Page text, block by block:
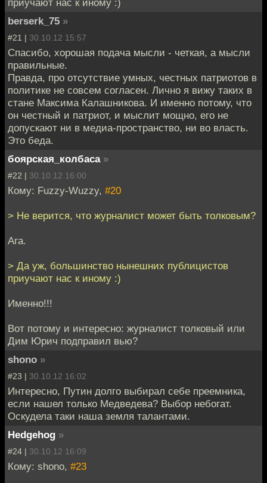
berserk_75 »
#21 | 30.10.12 15:57
Спасибо, хорошая подача мысли - четкая, а мысли
правильные.
Правда, про отсутствие умных, честных патриотов в
политике не совсем согласен. Лично я вижу таких в
стане Максима Калашникова. И именно потому, что
он честный и патриот, и мыслит мощно, его не
допускают ни в медиа-пространство, ни во власть.
Это беда.
боярская_колбаса »
#22 | 30.10.12 16:00
Кому: Fuzzy-Wuzzy, #20
> Не верится, что журналист может быть толковым?
Ага.
> Да уж, большинство нынешних публицистов
приучают нас к иному :)
Именно!!!
Вот потому и интересно: журналист толковый или
Дим Юрич подправил вью?
shono »
#23 | 30.10.12 16:02
Интересно, Путин долго выбирал себе преемника,
если нашел только Медведева? Выбор небогат.
Оскудела таки наша земля талантами.
Hedgehog »
#24 | 30.10.12 16:09
Кому: shono, #23